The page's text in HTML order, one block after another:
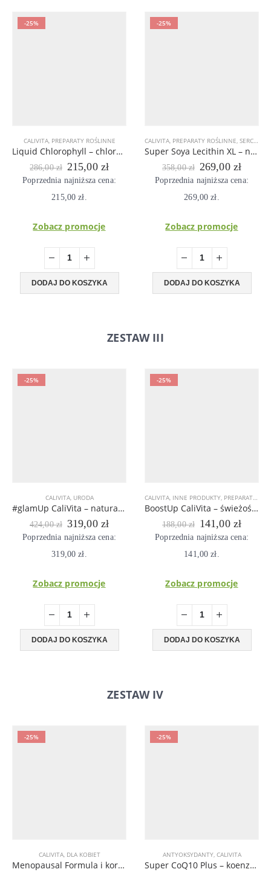
-25%
CALIVITA, PREPARATY ROŚLINNE
Liquid Chlorophyll – chlorofil w płynie (chlorofilina), płyn alkalizujący 473 ML
286,00zł Pierwotna
cena
wynosiła:
286,00 zł.
215,00 złAktualna
cena
Poprzednia najniższa cena:
215,00zł
Zobacz promocje
DODAJ DO KOSZYKA
-25%
CALIVITA PREPARATY ROŚLINNE SERCE I UKŁAD KRĄŻENIA
Super Soya Lecithin XL – naturalna lecytyna dla mózgu i serca, wspieranie wątroby
358,00zł Pierwotna
cena
wynosiła:
358,00 zł.
269,00 zł
cena
Poprzednia najniższa cena:
269,00zł
Zobacz promocje
DODAJ DO KOSZYKA
ZESTAW III
-25%
CALIVITA, URODA
#glamUp CaliVita – naturalny eliksir dla urody i kondycji -10 g kolagenu w jednej dawce
424,00zł Pierwotna
cena
wynosiła:
424,00 zł.
319,00 złAktualna
cena
Poprzednia najniższa cena:
319,00zł
Zobacz promocje
DODAJ DO KOSZYKA
-25%
CALIVITA INNE PRODUKTY PREPARATY MINERALNE
BoostUp CaliVita – świeżość umysłu, wysoka wydajność i koncentracja
188,00zł Pierwotna
cena
wynosiła:
188,00 zł.
141,00 zł
cena
Poprzednia najniższa cena:
141,00zł
Zobacz promocje
DODAJ DO KOSZYKA
ZESTAW IV
-25%
CALIVITA, DLA KOBIET
Menopausal Formula i korzystaj z życia bez nieprzyjemnych dolegliwości
-25%
ANTYOKSYDANTY, CALIVITA
Super CoQ10 Plus – koenzym Q10, beta-karoten, witamina E i selen